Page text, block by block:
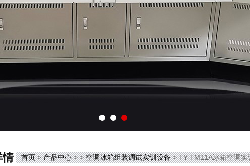
情 首页>产品中心> >空调冰箱组装调试实训设备> TY-TM11A冰箱空调